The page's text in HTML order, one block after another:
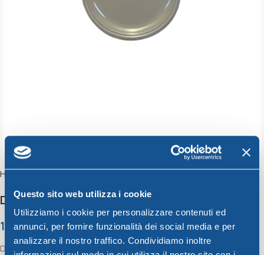
Questo sito web utilizza i cookie
Utilizziamo i cookie per personalizzare contenuti ed
annunci, per fornire funzionalità dei social media e per
analizzare il nostro traffico. Condividiamo inoltre
Home Unique
Dessert plate CM.17 dove-grey
1,40€
Dessert plate CM.17 dove-grey